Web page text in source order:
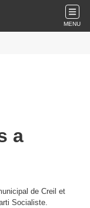
MENU
a
de Creil et
Socialiste.